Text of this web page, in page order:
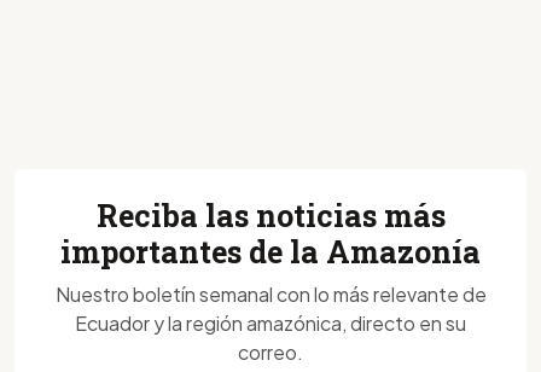
Reciba las noticias más
importantes de la Amazonía
Nuestro boletín semanal con lo más relevante de
Ecuador y la región amazónica, directo en su
correo.